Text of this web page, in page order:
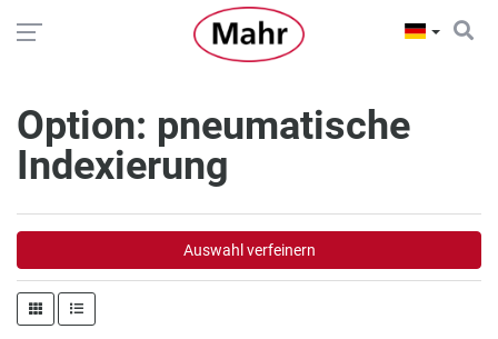
Option: pneumatische
Indexierung
Auswahl verfeinern